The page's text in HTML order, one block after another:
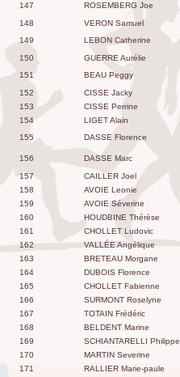
147
ROSEMBERG Joe
148
VERON Samuel
149
LEBON Catherine
150
GUERRE Aurélie
151
BEAU Peggy
152
CISSE Jacky
153
CISSE Perrine
154
LIGET Alain
155
DASSE Florence
156 DASSE Marc
157
CAILLER Joel
158
AVOIE Leonie
159
AVOIE Séverine
160
HOUDBINE Thérèse
161
CHOLLET Ludovic
162
VALLÉE Angélique
163
BRETEAU Morgane
164
DUBOIS Florence
165
CHOLLET Fabienne
166
SURMONT Roselyne
167
TOTAIN Frédéric
168
BELDENT Marine
169
SCHIANTARELLI Philippe
170
MARTIN Severine
171
RALLIER Marie-paule